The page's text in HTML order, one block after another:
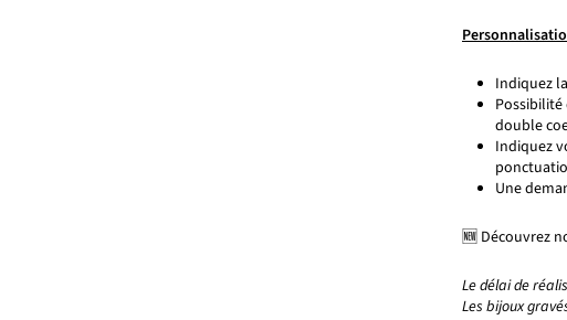
Indiquez
Possibilité
double
Indiquez
Une
🆕 Découvrez
Le délai de
Les bijoux